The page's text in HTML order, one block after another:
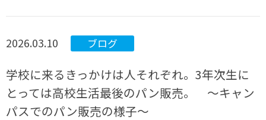
2026.03.10 ブログ
学校に来るきっかけは人それぞれ。3年次生に
とっては高校生活最後のパン販売。 ～キャン
パスでのパン販売の様子～